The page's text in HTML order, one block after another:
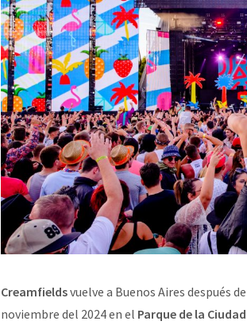
Creamfieldsvuelve a Buenos Aires después
noviembre del 2024 en el Parque de la